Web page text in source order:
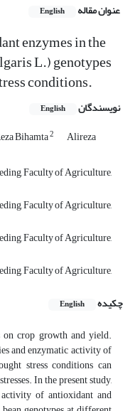
عنوان مقاله English
enzymes in the
L.) genotypes
conditions.
نویسندگان English
Bihamta2 Alireza
Faculty of Agriculture,
Faculty of Agriculture,
Faculty of Agriculture,
Faculty of Agriculture,
چکیده
English
on crop growth and yield.
and enzymatic activity of
stress conditions can
In the present study,
of antioxidant and